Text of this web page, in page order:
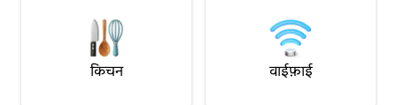
किचन वाईफ़ाई